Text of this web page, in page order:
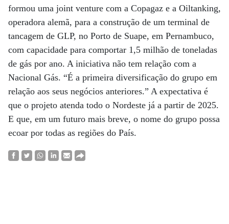
formou uma joint venture com a Copagaz e a Oiltanking,
operadora alemã, para a construção de um terminal de
tancagem de GLP, no Porto de Suape, em Pernambuco,
com capacidade para comportar 1,5 milhão de toneladas
de gás por ano. A iniciativa não tem relação com a
Nacional Gás. “É a primeira diversificação do grupo em
relação aos seus negócios anteriores.” A expectativa é
que o projeto atenda todo o Nordeste já a partir de 2025.
E que, em um futuro mais breve, o nome do grupo possa
ecoar por todas as regiões do País.